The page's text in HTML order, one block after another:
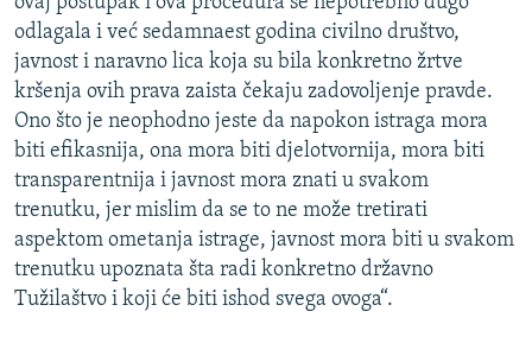
odlagala i već sedamnaest godina civilno društvo,
javnost i naravno lica koja su bila konkretno žrtve
kršenja ovih prava zaista čekaju zadovoljenje pravde.
Ono što je neophodno jeste da napokon istraga mora
biti efikasnija, ona mora biti djelotvornija, mora biti
transparentnija i javnost mora znati u svakom
trenutku, jer mislim da se to ne može tretirati
aspektom ometanja istrage, javnost mora biti u svakom
trenutku upoznata šta radi konkretno državno
Tužilaštvo i koji će biti ishod svega ovoga“.